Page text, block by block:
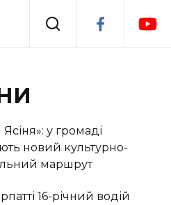
Ясіня»: у громаді
новий культурно-
маршрут
16-річний водій